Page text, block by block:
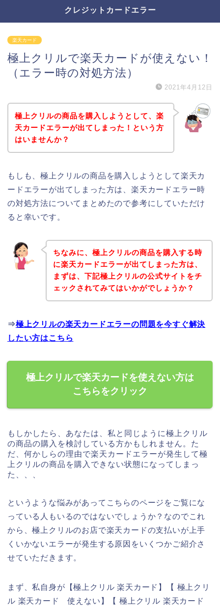
クレジットカードエラー
楽天カード
極上クリルで楽天カードが使えない！
（エラー時の対処方法）
2021年4月12日
極上クリルの商品を購入しようとして、楽
天カードエラーが出てしまった！という方
はいませんか？
もしも、極上クリルの商品を購入しようとして楽天カ
ードエラーが出てしまった方は、楽天カードエラー時
の対処方法についてまとめたので参考にしていただけ
ると幸いです。
ちなみに、極上クリルの商品を購入する時
に楽天カードエラーが出てしまった方は、
まずは、下記極上クリルの公式サイトをチ
ェックされてみてはいかがでしょうか？
⇒極上クリルの楽天カードエラーの問題を今すぐ解決
したい方はこちら
極上クリルで楽天カードを使えない方は
こちらをクリック
もしかしたら、あなたは、私と同じように極上クリル
の商品の購入を検討している方かもしれません。た
だ、何かしらの理由で楽天カードエラーが発生して極
上クリルの商品を購入できない状態になってしまっ
た、、、
というような悩みがあってこちらのページをご覧にな
っている人もいるのではないでしょうか？なのでこれ
から、極上クリルのお店で楽天カードの支払いが上手
くいかないエラーが発生する原因をいくつかご紹介さ
せていただきます。
まず、私自身が【極上クリル 楽天カード】【 極上クリ
ル 楽天カード 使えない】【 極上クリル 楽天カード